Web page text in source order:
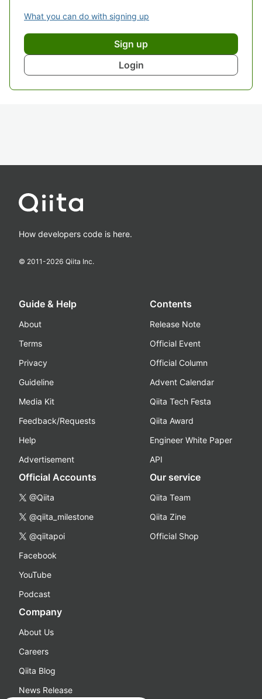
What you can do with signing up
Sign up
Login
How developers code is here.
© 2011-2026 Qiita Inc.
Guide & Help
About
Terms
Privacy
Guideline
Media Kit
Feedback/Requests
Help
Advertisement
Contents
Release Note
Official Event
Official Column
Advent Calendar
Qiita Tech Festa
Qiita Award
Engineer White Paper
API
Official Accounts
@Qiita
@qiita_milestone
@qiitapoi
Facebook
YouTube
Podcast
Our service
Qiita Team
Qiita Zine
Official Shop
Company
About Us
Careers
Qiita Blog
News Release